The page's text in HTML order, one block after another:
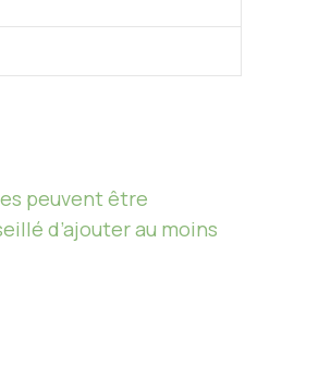
peuvent être
d’ajouter au moins